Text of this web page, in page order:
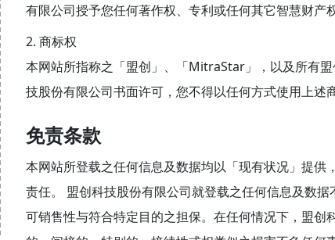
有限公司授予您任何著作权、专利或任何其它智慧财产
2. 商标权
本网站所指称之「盟创」、「MitraStar」，以及所有
技股份有限公司书面许可，您不得以任何方式使用上述
免责条款
本网站所登载之任何信息及数据均以「现有状况」提
责任。 盟创科技股份有限公司就登载之任何信息及数
可销售性与符合特定目的之担保。在任何情况下，盟